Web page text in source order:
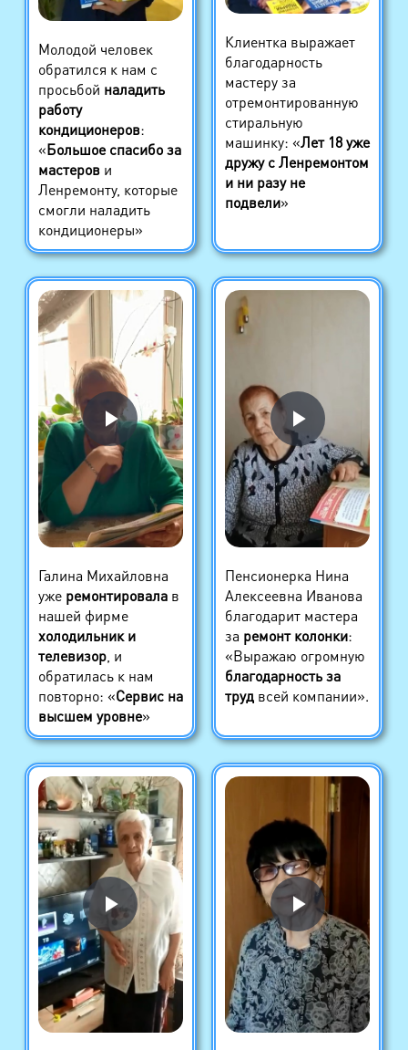
Молодой человек
обратился к нам с
просьбой наладить
работу
кондиционеров:
«Большое спасибо за
мастерови
Ленремонту, которые
смогли наладить
кондиционеры»
Клиентка выражает
благодарность
мастеру за
отремонтированную
стиральную
машинку: «Лет 18 уже
дружу с Ленремонтом
и ни разу не
подвели»
Галина Михайловна
уже ремонтировалав
нашей фирме
холодильник и
телевизор, и
обратилась к нам
повторно: «Сервис на
высшем уровне»
Пенсионерка Нина
Алексеевна Иванова
благодарит мастера
за ремонт колонки:
«Выражаю огромную
благодарность за
трудвсей компании».